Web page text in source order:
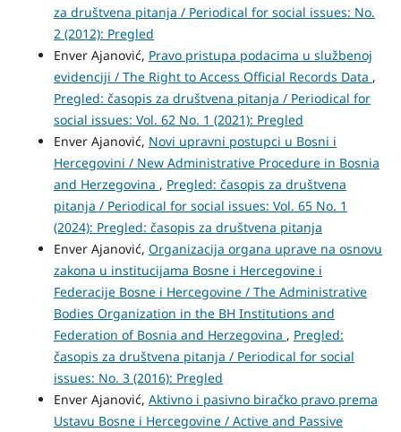
za društvena pitanja / Periodical for social issues: No.
2 (2012): Pregled
Enver Ajanović, Pravo pristupa podacima u službenoj
evidenciji / The Right to Access Official Records Data ,
Pregled: časopis za društvena pitanja / Periodical for
social issues: Vol. 62 No. 1 (2021): Pregled
Enver Ajanović, Novi upravni postupci u Bosni i
Hercegovini / New Administrative Procedure in Bosnia
and Herzegovina , Pregled: časopis za društvena
pitanja / Periodical for social issues: Vol. 65 No. 1
(2024): Pregled: časopis za društvena pitanja
Enver Ajanović, Organizacija organa uprave na osnovu
zakona u institucijama Bosne i Hercegovine i
Federacije Bosne i Hercegovine / The Administrative
Bodies Organization in the BH Institutions and
Federation of Bosnia and Herzegovina , Pregled:
časopis za društvena pitanja / Periodical for social
issues: No. 3 (2016): Pregled
Enver Ajanović, Aktivno i pasivno biračko pravo prema
Ustavu Bosne i Hercegovine / Active and Passive